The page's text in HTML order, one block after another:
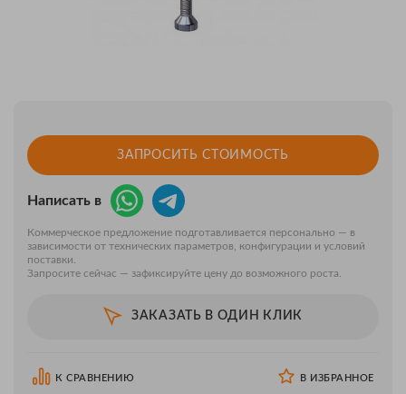
ЗАПРОСИТЬ СТОИМОСТЬ
Написать в
Коммерческое предложение подготавливается персонально — в
зависимости от технических параметров, конфигурации и условий
поставки.
Запросите сейчас — зафиксируйте цену до возможного роста.
ЗАКАЗАТЬ В ОДИН КЛИК
К СРАВНЕНИЮ В ИЗБРАННОЕ